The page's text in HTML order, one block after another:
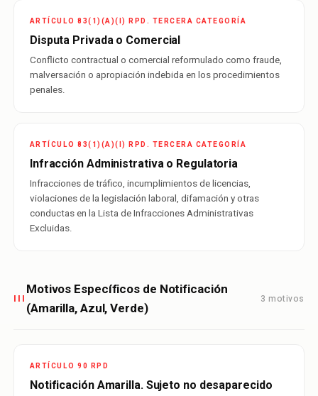
ARTÍCULO 83(1)(A)(I) RPD. TERCERA CATEGORÍA
Disputa Privada o Comercial
Conflicto contractual o comercial reformulado como fraude,
malversación o apropiación indebida en los procedimientos
penales.
ARTÍCULO 83(1)(A)(I) RPD. TERCERA CATEGORÍA
Infracción Administrativa o Regulatoria
Infracciones de tráfico, incumplimientos de licencias,
violaciones de la legislación laboral, difamación y otras
conductas en la Lista de Infracciones Administrativas
Excluidas.
III
Motivos Específicos de Notificación
(Amarilla, Azul, Verde)
3 motivos
ARTÍCULO 90 RPD
Notificación Amarilla. Sujeto no desaparecido